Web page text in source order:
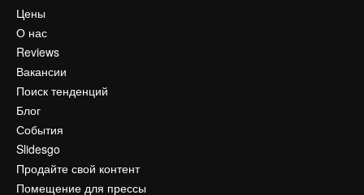
Цены
О нас
Reviews
Вакансии
Поиск тенденций
Блог
События
Slidesgo
Продайте свой контент
Помещение для прессы